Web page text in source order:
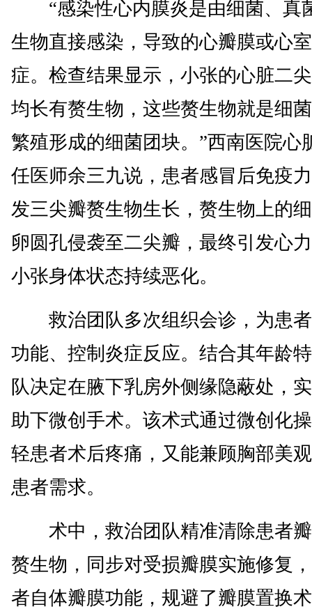
“感染性心内膜炎是由细菌、真
生物直接感染，导致的心瓣膜或心
症。检查结果显示，小张的心脏二
均长有赘生物，这些赘生物就是细
繁殖形成的细菌团块。”西南医院心
任医师余三九说，患者感冒后免疫
发三尖瓣赘生物生长，赘生物上的
卵圆孔侵袭至二尖瓣，最终引发心
小张身体状态持续恶化。
救治团队多次组织会诊，为患者
功能、控制炎症反应。结合其年龄
队决定在腋下乳房外侧缘隐蔽处，
助下微创手术。该术式通过微创化
轻患者术后疼痛，又能兼顾胸部美
患者需求。
术中，救治团队精准清除患者瓣
赘生物，同步对受损瓣膜实施修复
者自体瓣膜功能，规避了瓣膜置换